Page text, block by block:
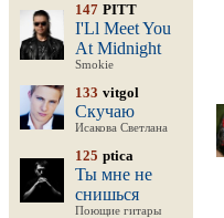
147 PITT
I'Ll Meet You
At Midnight
Smokie
133 vitgol
Скучаю
Исакова Светлана
125 ptica
Ты мне не
снишься
Поющие гитары